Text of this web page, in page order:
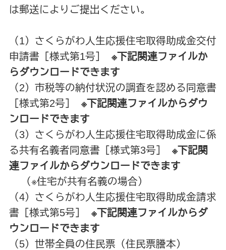
は郵送によりご提出ください。
（1）さくらがわ人生応援住宅取得助成金交付
申請書［様式第1号］ ※下記関連ファイルか
らダウンロードできます
（2）市税等の納付状況の調査を認める同意書
［様式第2号］ ※下記関連ファイルからダウ
ンロードできます
（3）さくらがわ人生応援住宅取得助成金に係
る共有名義者同意書［様式第3号］ ※下記関
連ファイルからダウンロードできます
（※住宅が共有名義の場合）
（4）さくらがわ人生応援住宅取得助成金請求
書［様式第5号］ ※下記関連ファイルからダ
ウンロードできます
（5）世帯全員の住民票（住民票謄本）